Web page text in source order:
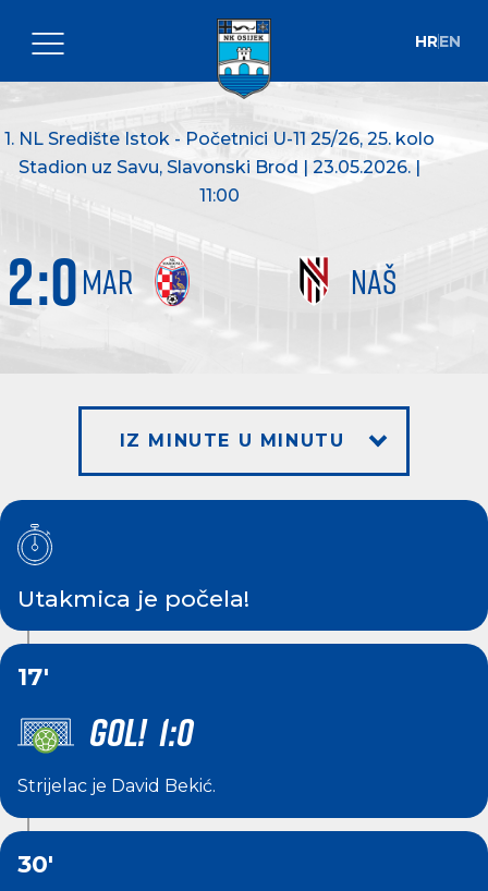
HREN
1. NL Središte Istok - Početnici U-11 25/26, 25. kolo
Stadion uz Savu, Slavonski Brod | 23.05.2026. |
11:00
MAR NAŠ
2:0
IZ MINUTE U MINUTU
Utakmica je počela!
17'
GOL! 1:0
Strijelac je David Bekić.
30'